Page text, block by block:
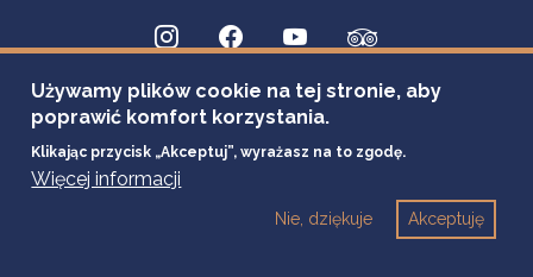
Używamy plików cookie na tej stronie, aby
poprawić komfort korzystania.
Klikając przycisk „Akceptuj”, wyrażasz na to zgodę.
Więcej informacji
Akceptuję
Nie, dziękuje